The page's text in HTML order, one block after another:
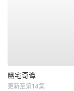
幽宅奇谭
更新至第14集